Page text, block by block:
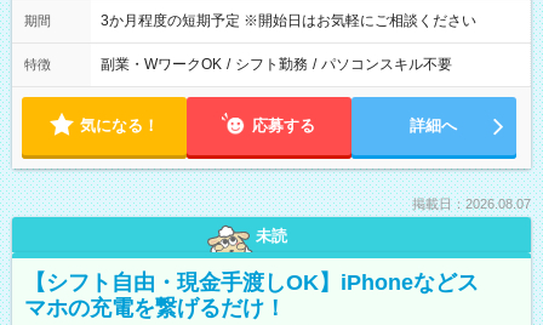
期間 3か月程度の短期予定 ※開始日はお気軽にご相談ください
特徴 副業・WワークOK / シフト勤務 / パソコンスキル不要
気になる！ 応募する 詳細へ
掲載日：2026.08.07
未読
【シフト自由・現金手渡しOK】iPhoneなどス
マホの充電を繋げるだけ！